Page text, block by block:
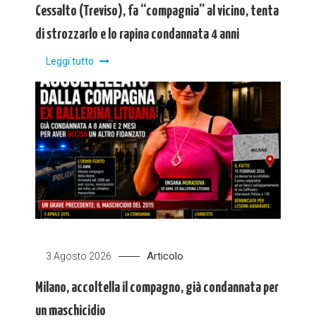
Cessalto (Treviso), fa “compagnia” al vicino, tenta
di strozzarlo e lo rapina condannata 4 anni
Leggi tutto
3 Agosto 2026 Articolo
Milano, accoltella il compagno, già condannata per
un maschicidio